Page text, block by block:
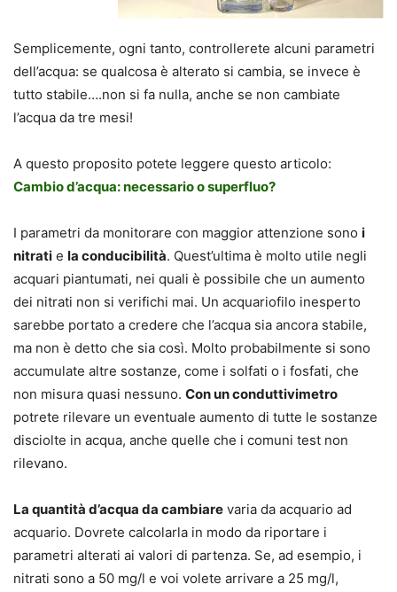
Semplicemente, ogni tanto, controllerete alcuni parametri
dell’acqua: se qualcosa è alterato si cambia, se invece è
tutto stabile….non si fa nulla, anche se non cambiate
l’acqua da tre mesi!
A questo proposito potete leggere questo articolo:
Cambio d’acqua: necessario o superfluo?
I parametri da monitorare con maggior attenzione sono i
nitrati e la conducibilità. Quest’ultima è molto utile negli
acquari piantumati, nei quali è possibile che un aumento
dei nitrati non si verifichi mai. Un acquariofilo inesperto
sarebbe portato a credere che l’acqua sia ancora stabile,
ma non è detto che sia così. Molto probabilmente si sono
accumulate altre sostanze, come i solfati o i fosfati, che
non misura quasi nessuno. Con un conduttivimetro
potrete rilevare un eventuale aumento di tutte le sostanze
disciolte in acqua, anche quelle che i comuni test non
rilevano.
La quantità d’acqua da cambiare varia da acquario ad
acquario. Dovrete calcolarla in modo da riportare i
parametri alterati ai valori di partenza. Se, ad esempio, i
nitrati sono a 50 mg/l e voi volete arrivare a 25 mg/l,